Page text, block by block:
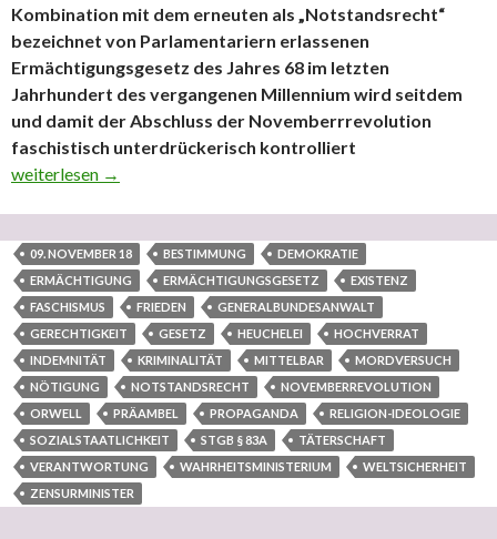
Kombination mit dem erneuten als „Notstandsrecht“
bezeichnet von Parlamentariern erlassenen
Ermächtigungsgesetz des Jahres 68 im letzten
Jahrhundert des vergangenen Millennium wird seitdem
und damit der Abschluss der Novemberrrevolution
faschistisch unterdrückerisch kontrolliert
Teil 17 BREAK – Explizite Mahnung, Warnung an die
weiterlesen →
09. NOVEMBER 18 BESTIMMUNG
DEMOKRATIE
ERMÄCHTIGUNG
ERMÄCHTIGUNGSGESETZ
EXISTENZ
FASCHISMUS
FRIEDEN
GENERALBUNDESANWALT
GERECHTIGKEIT
GESETZ HEUCHELEI
HOCHVERRAT
INDEMNITÄT
KRIMINALITÄT MITTELBAR
MORDVERSUCH
NÖTIGUNG
NOTSTANDSRECHT
NOVEMBERREVOLUTION
ORWELL
PRÄAMBEL PROPAGANDA
RELIGION-IDEOLOGIE
SOZIALSTAATLICHKEIT
STGB § 83A
TÄTERSCHAFT
VERANTWORTUNG
WAHRHEITSMINISTERIUM
WELTSICHERHEIT
ZENSURMINISTER